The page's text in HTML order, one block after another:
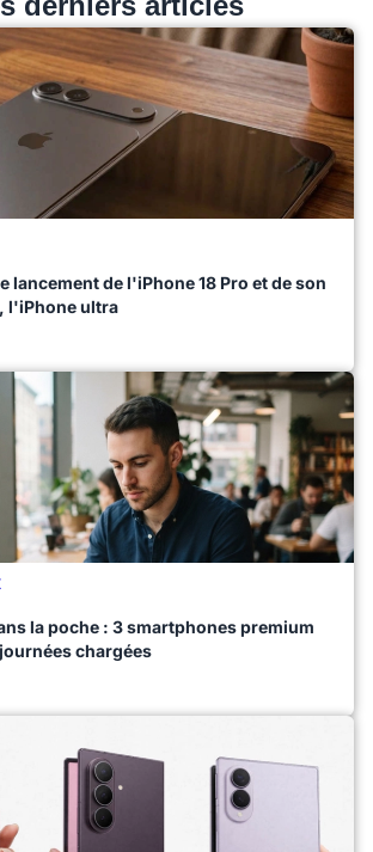
lancement de l'iPhone 18 Pro et de son
l'iPhone ultra
la poche : 3 smartphones premium
chargées